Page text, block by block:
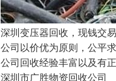
深圳变压器回收，现钱交
公司以价优为原则，公平
公司回收经验丰富以及有
深圳市广胜物资回收公司